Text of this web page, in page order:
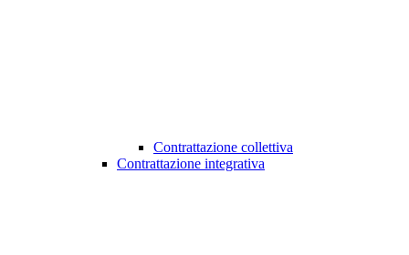
Contrattazione collettiva
Contrattazione integrativa